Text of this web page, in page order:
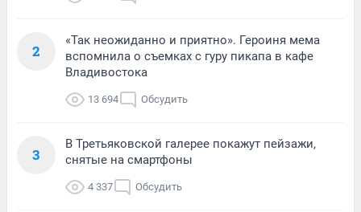
2
«Так неожиданно и приятно». Героиня мема
вспомнила о съемках с гуру пикапа в кафе
Владивостока
13 694 Обсудить
3
В Третьяковской галерее покажут пейзажи,
снятые на смартфоны
4 337 Обсудить